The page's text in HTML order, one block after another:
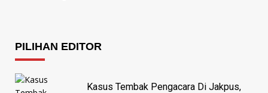
PILIHAN EDITOR
Kasus Tembak Pengacara Di Jakpus,